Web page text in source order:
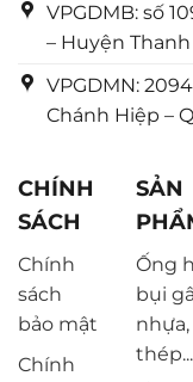
VPGDMB: số
– Huyện Thanh
VPGDMN:
Chánh Hiệp –
CHÍNH
SÁCH
Chính
sách
bảo mật
Chính
SẢN
Ống
bụi
nhựa,
thép...